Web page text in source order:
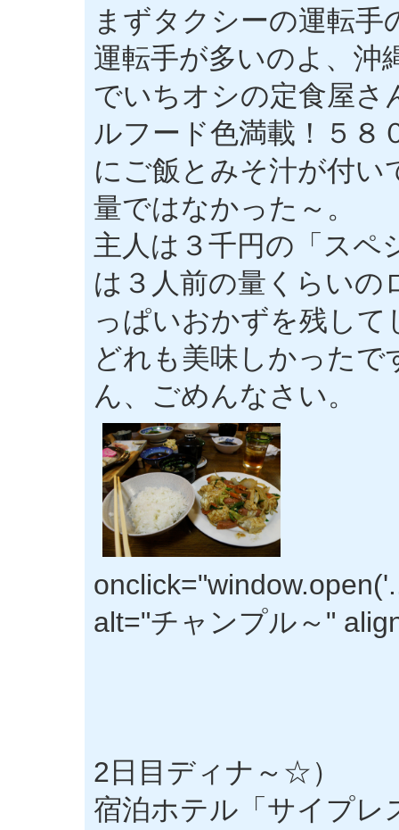
まずタクシーの運転
運転手が多いのよ、沖
でいちオシの定食屋さ
ルフード色満載！５８
にご飯とみそ汁が付
量ではなかった～。
主人は３千円の「スペ
は３人前の量くらいの
っぱいおかずを残し
どれも美味しかったで
ん、ごめんなさい。
alt="チャンプル～"
2日目ディナ～☆）
宿泊ホテル「サイプレ